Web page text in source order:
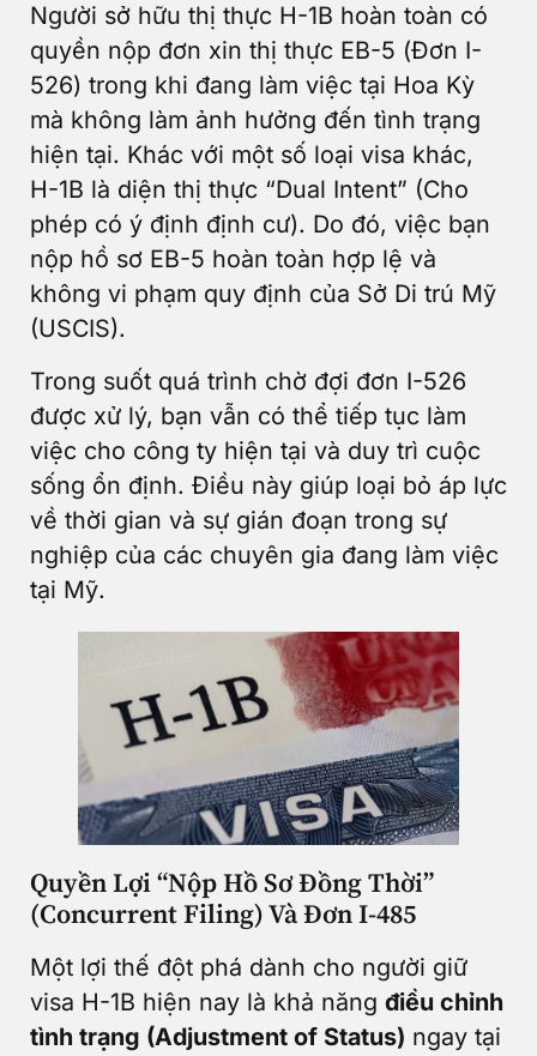
Người sở hữu thị thực H-1B hoàn toàn có
quyền nộp đơn xin thị thực EB-5 (Đơn I-
526) trong khi đang làm việc tại Hoa Kỳ
mà không làm ảnh hưởng đến tình trạng
hiện tại. Khác với một số loại visa khác,
H-1B là diện thị thực “Dual Intent” (Cho
phép có ý định định cư). Do đó, việc bạn
nộp hồ sơ EB-5 hoàn toàn hợp lệ và
không vi phạm quy định của Sở Di trú Mỹ
(USCIS).
Trong suốt quá trình chờ đợi đơn I-526
được xử lý, bạn vẫn có thể tiếp tục làm
việc cho công ty hiện tại và duy trì cuộc
sống ổn định. Điều này giúp loại bỏ áp lực
về thời gian và sự gián đoạn trong sự
nghiệp của các chuyên gia đang làm việc
tại Mỹ.
Quyền Lợi “Nộp Hồ Sơ Đồng Thời”
(Concurrent Filing) Và Đơn I-485
Một lợi thế đột phá dành cho người giữ
visa H-1B hiện nay là khả năng điều chỉnh
tình trạng (Adjustment of Status) ngay tại